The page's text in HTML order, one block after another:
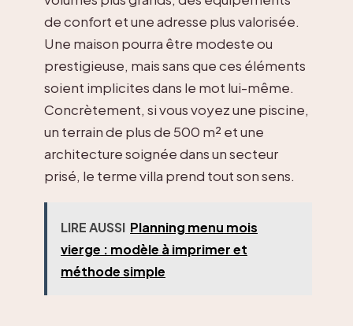
de confort et une adresse plus valorisée.
Une maison pourra être modeste ou
prestigieuse, mais sans que ces éléments
soient implicites dans le mot lui-même.
Concrètement, si vous voyez une piscine,
un terrain de plus de 500 m² et une
architecture soignée dans un secteur
prisé, le terme villa prend tout son sens.
LIRE AUSSI Planning menu mois
vierge : modèle à imprimer et
méthode simple